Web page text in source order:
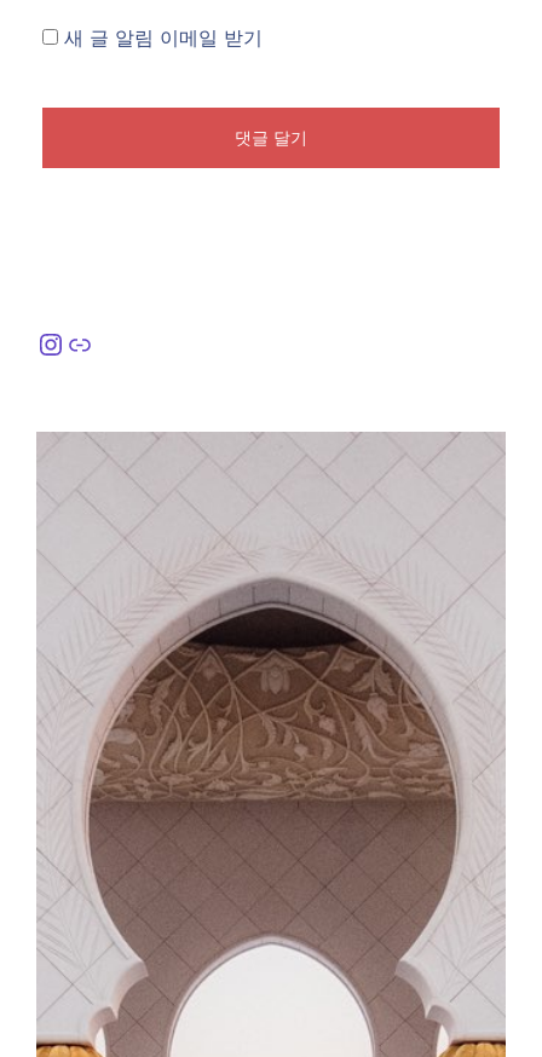
새 글 알림 이메일 받기
Instagram
링크